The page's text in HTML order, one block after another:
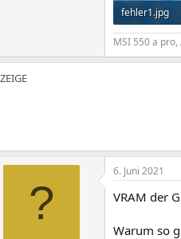
fehler1.jpg
834,8 KB ·
MSI 550 a pro,
?
6. Juni 2021
VRAM der
Warum so